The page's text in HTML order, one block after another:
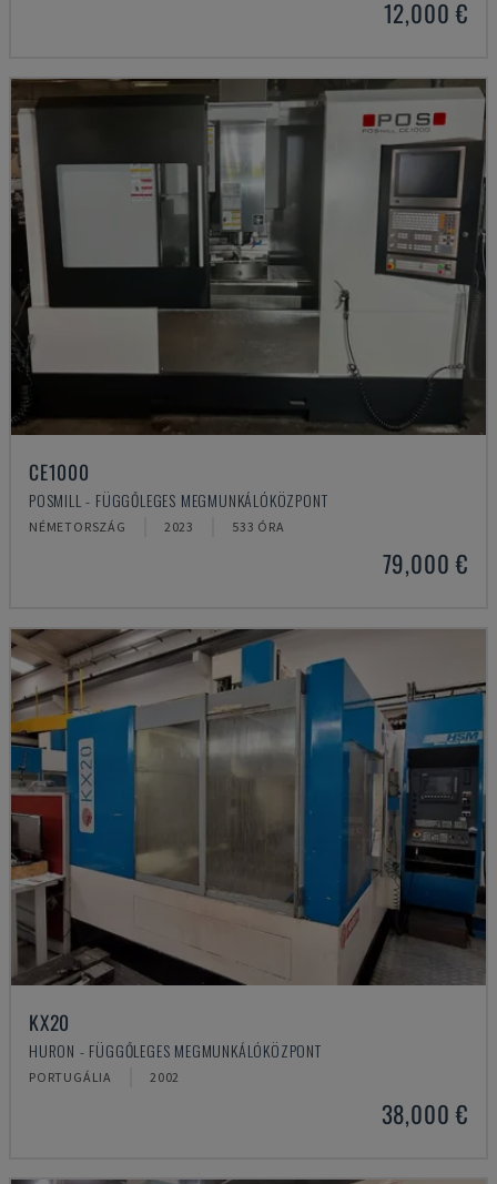
12,000 €
CE1000
POSMILL - FÜGGŐLEGES MEGMUNKÁLÓKÖZPONT
NÉMETORSZÁG 2023 533 ÓRA
79,000 €
KX20
HURON - FÜGGŐLEGES MEGMUNKÁLÓKÖZPONT
PORTUGÁLIA 2002
38,000 €